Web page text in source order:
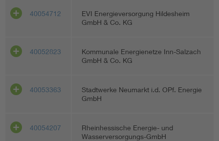
40054712
EVI Energieversorgung Hildesheim
GmbH & Co. KG
40052823
Kommunale Energienetze Inn-Salzach
GmbH & Co. KG
40053363
Stadtwerke Neumarkt i.d. OPf. Energie
GmbH
40054207
Rheinhessische Energie- und
Wasserversorgungs-GmbH